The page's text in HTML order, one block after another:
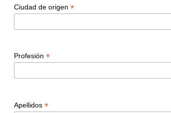
Ciudad de origen *
Profesión *
Apellidos *